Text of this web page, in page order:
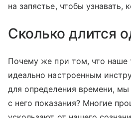
на запястье, чтобы узнавать,
Сколько длится
Почему же при том, что наше
идеально настроенным
для определения времени,
с него показания? Многие